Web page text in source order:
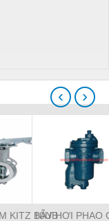
KITZ 10UBBẪY HƠI PHAO
‹ ›